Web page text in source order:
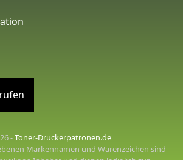
-Toner-Druckerpatronen.de
Markennamen und Warenzeichen sind